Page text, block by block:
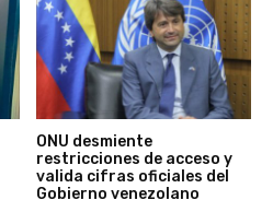
ONU desmiente
restricciones de acceso y
valida cifras oficiales del
Gobierno venezolano